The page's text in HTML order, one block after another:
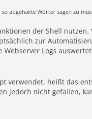
abgehakte Wörter sagen zu
der Shell
zur
Logs
verwendet, heißt das
jedoch nicht gefallen,